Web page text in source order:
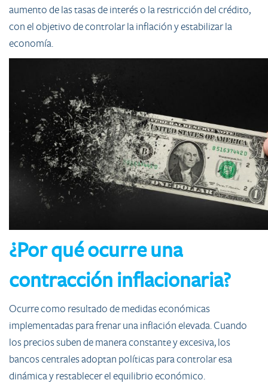
aumento de las tasas de interés o la restricción del crédito,
con el objetivo de controlar la inflación y estabilizar la
economía.
¿Por qué ocurre una
contracción inflacionaria?
Ocurre como resultado de medidas económicas
implementadas para frenar una inflación elevada. Cuando
los precios suben de manera constante y excesiva, los
bancos centrales adoptan políticas para controlar esa
dinámica y restablecer el equilibrio económico.